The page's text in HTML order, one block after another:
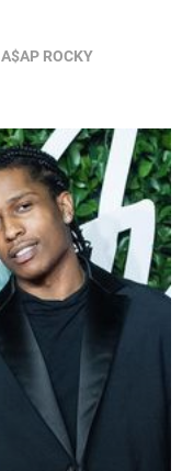
A$AP ROCKY